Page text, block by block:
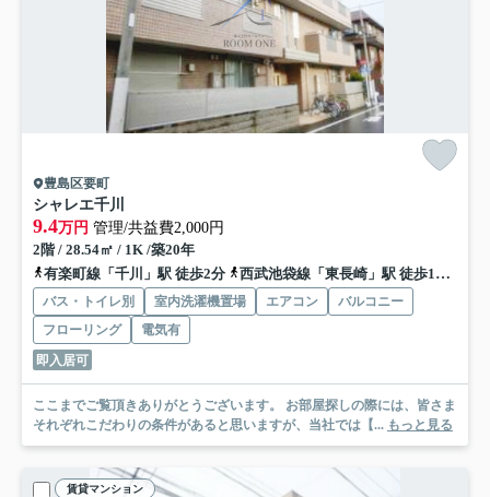
豊島区要町
シャレエ千川
9.4万円 管理/共益費2,000円
2階 / 28.54㎡ / 1K /築20年
有楽町線「千川」駅 徒歩2分
西武池袋線「東長崎」駅 徒歩15分
バス・トイレ別 室内洗濯機置場 エアコン
バルコニー
フローリング
電気有
即入居可
ここまでご覧頂きありがとうございます。 お部屋探しの際には、皆さま
それぞれこだわりの条件があると思いますが、当社では【... もっと見る
賃貸マンション